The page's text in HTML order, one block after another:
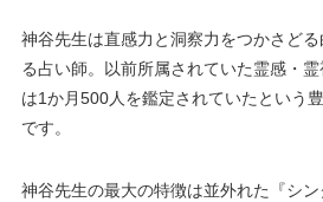
神谷先生は直感力と洞察力をつかさど
る占い師。以前所属されていた霊感・
は1か月500人を鑑定されていたという
です。
神谷先生の最大の特徴は並外れた『シ